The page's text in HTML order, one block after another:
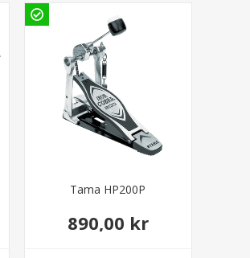
Tama HP200P
890,00 kr